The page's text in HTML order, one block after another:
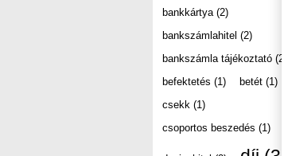
bankkártya (2)
bankszámlahitel (2)
bankszámla tájékoztató (2)
befektetés (1) betét (1)
csekk (1)
csoportos beszedés (1)